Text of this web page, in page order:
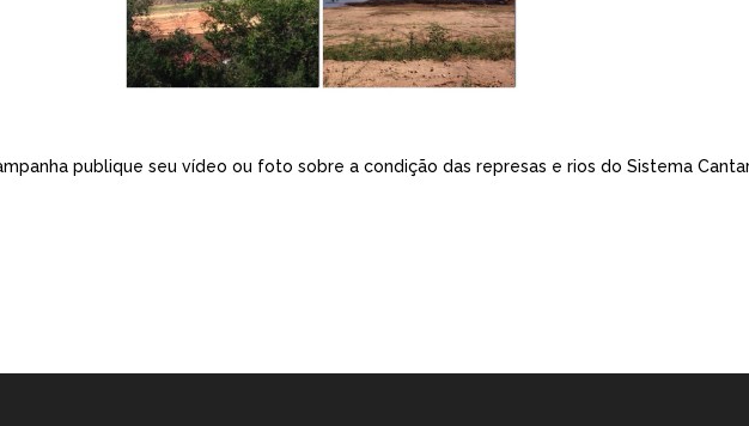
publique seu vídeo ou foto sobre a condição das represas e rios do Sistema